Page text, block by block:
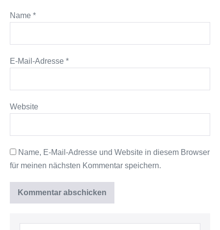
Name *
E-Mail-Adresse *
Website
Name, E-Mail-Adresse und Website in diesem Browser
für meinen nächsten Kommentar speichern.